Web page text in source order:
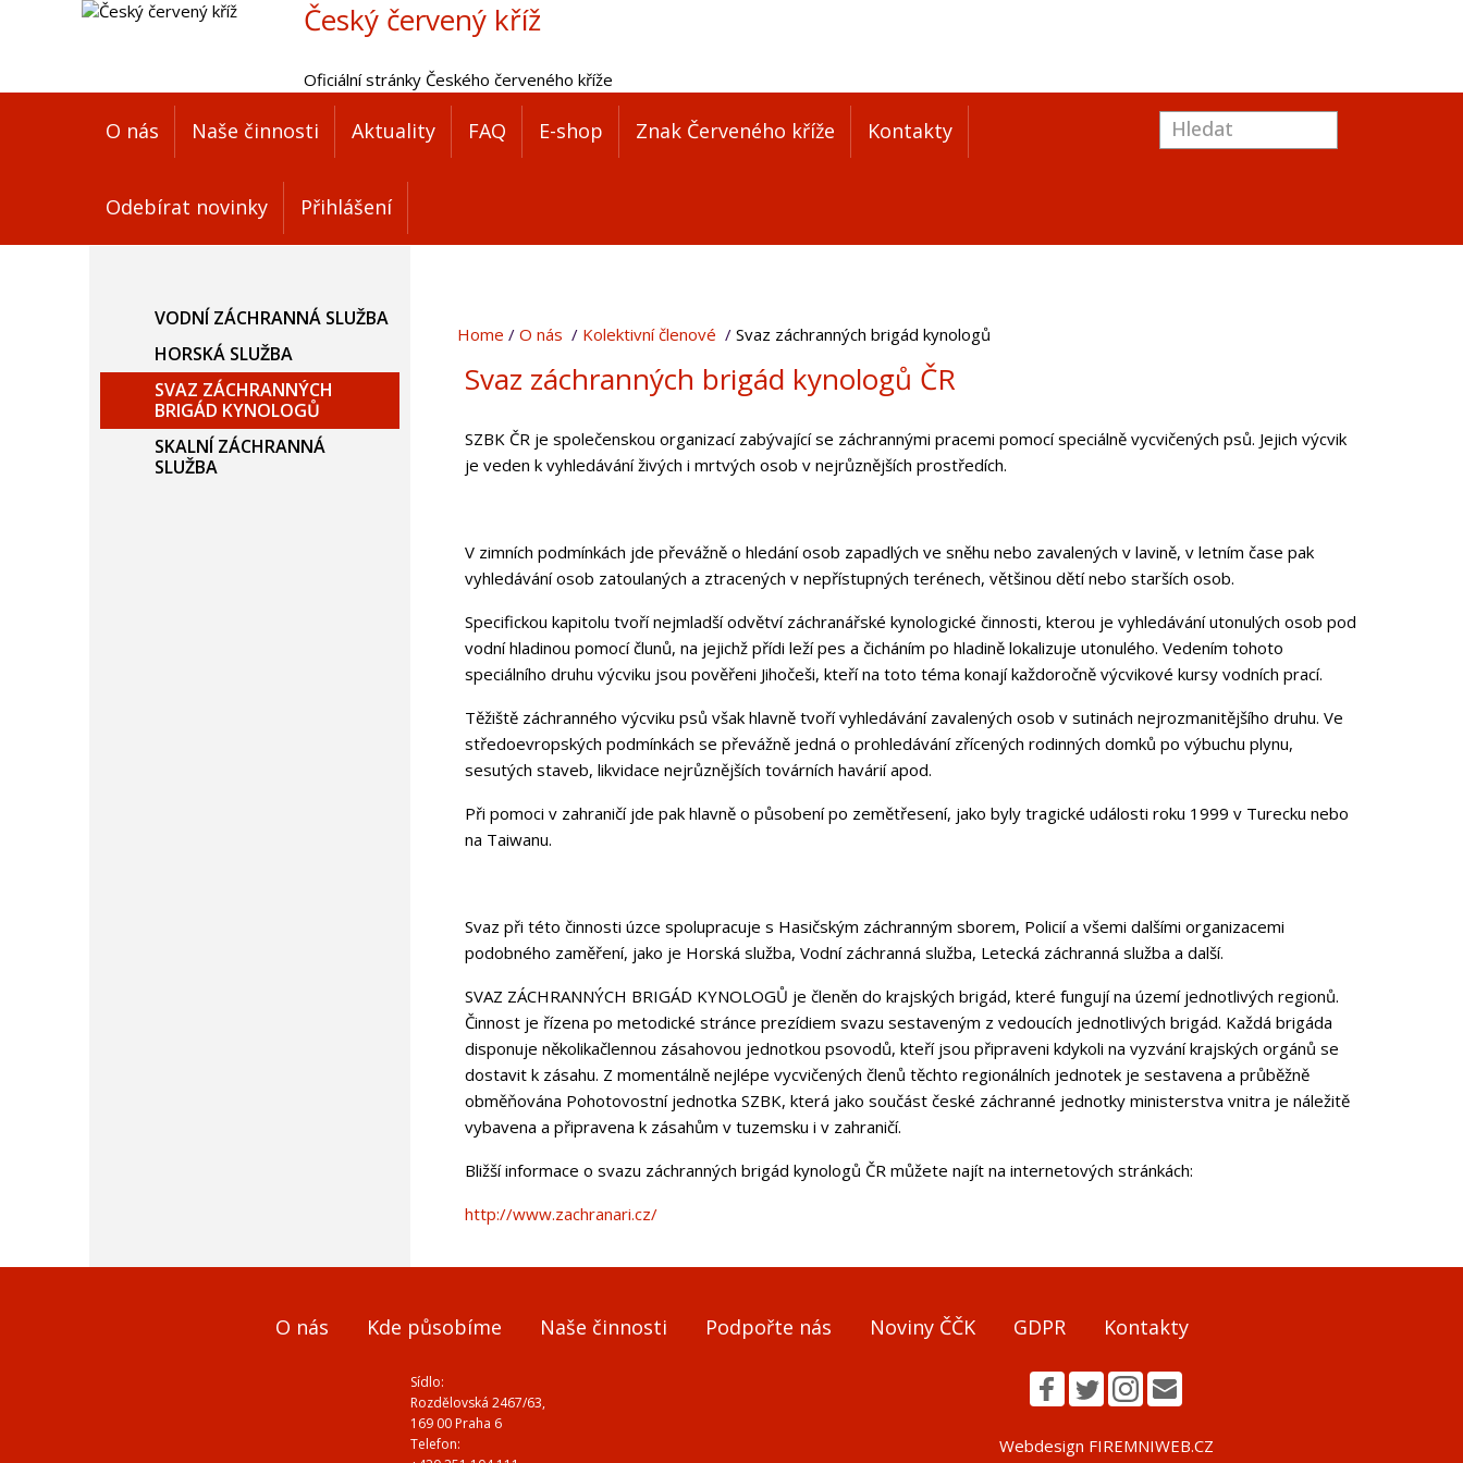
Český červený kříž
Oficiální stránky Českého červeného kříže
O nás Naše činnosti Aktuality FAQ E-shop Znak Červeného kříže Kontakty
Odebírat novinky Přihlášení
Home O nás Kolektivní členové Svaz záchranných brigád kynologů
Svaz záchranných brigád kynologů ČR
SZBK ČR je společenskou organizací zabývající se záchrannými pracemi pomocí speciálně vycvičených psů. Jejich výcvik
je veden k vyhledávání živých i mrtvých osob v nejrůznějších prostředích.
V zimních podmínkách jde převážně o hledání osob zapadlých ve sněhu nebo zavalených v lavině, v letním čase pak
vyhledávání osob zatoulaných a ztracených v nepřístupných terénech, většinou dětí nebo starších osob.
Specifickou kapitolu tvoří nejmladší odvětví záchranářské kynologické činnosti, kterou je vyhledávání utonulých osob pod
vodní hladinou pomocí člunů, na jejichž přídi leží pes a čicháním po hladině lokalizuje utonulého. Vedením tohoto
speciálního druhu výcviku jsou pověřeni Jihočeši, kteří na toto téma konají každoročně výcvikové kursy vodních prací.
Těžiště záchranného výcviku psů však hlavně tvoří vyhledávání zavalených osob v sutinách nejrozmanitějšího druhu. Ve
středoevropských podmínkách se převážně jedná o prohledávání zřícených rodinných domků po výbuchu plynu,
sesutých staveb, likvidace nejrůznějších továrních havárií apod.
Při pomoci v zahraničí jde pak hlavně o působení po zemětřesení, jako byly tragické události roku 1999 v Turecku nebo
na Taiwanu.
Svaz při této činnosti úzce spolupracuje s Hasičským záchranným sborem, Policií a všemi dalšími organizacemi
podobného zaměření, jako je Horská služba, Vodní záchranná služba, Letecká záchranná služba a další.
SVAZ ZÁCHRANNÝCH BRIGÁD KYNOLOGŮ je členěn do krajských brigád, které fungují na území jednotlivých regionů.
Činnost je řízena po metodické stránce prezídiem svazu sestaveným z vedoucích jednotlivých brigád. Každá brigáda
disponuje několikačlennou zásahovou jednotkou psovodů, kteří jsou připraveni kdykoli na vyzvání krajských orgánů se
dostavit k zásahu. Z momentálně nejlépe vycvičených členů těchto regionálních jednotek je sestavena a průběžně
obměňována Pohotovostní jednotka SZBK, která jako součást české záchranné jednotky ministerstva vnitra je náležitě
vybavena a připravena k zásahům v tuzemsku i v zahraničí.
Bližší informace o svazu záchranných brigád kynologů ČR můžete najít na internetových stránkách:
http://www.zachranari.cz/
VODNÍ ZÁCHRANNÁ SLUŽBA
HORSKÁ SLUŽBA
SVAZ ZÁCHRANNÝCH
BRIGÁD KYNOLOGŮ
SKALNÍ ZÁCHRANNÁ
SLUŽBA
O nás Kde působíme Naše činnosti Podpořte nás Noviny ČČK GDPR Kontakty
Sídlo:
Rozdělovská 2467/63,
169 00 Praha 6
Telefon:
Webdesign FIREMNIWEB.CZ